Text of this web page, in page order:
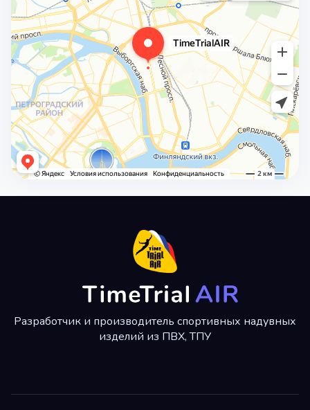
Разработчик и производитель спортивных надувных
изделий из ПВХ, ТПУ